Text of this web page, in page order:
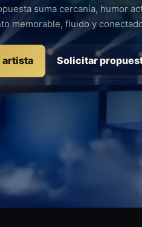
suma cercanía, humor
memorable, fluido y
artista Solicitar